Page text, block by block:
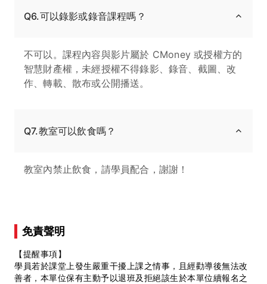
Q6.可以錄影或錄音課程嗎？
不可以。課程內容與影片屬於 CMoney 或授權方的
智慧財產權，未經授權不得錄影、錄音、截圖、改
作、轉載、散布或公開播送。
Q7.教室可以飲食嗎？
教室內禁止飲食，請學員配合，謝謝！
免責聲明
【提醒事項】
學員若於課堂上發生嚴重干擾上課之情事，且經勸導後無法改
善者，本單位保有主動予以退班及拒絕該生於本單位續報名之